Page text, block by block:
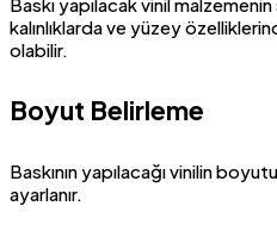
kalınlıklarda ve yüzey
olabilir.
Boyut Belirleme
Baskının yapılacağı vinilin
ayarlanır.